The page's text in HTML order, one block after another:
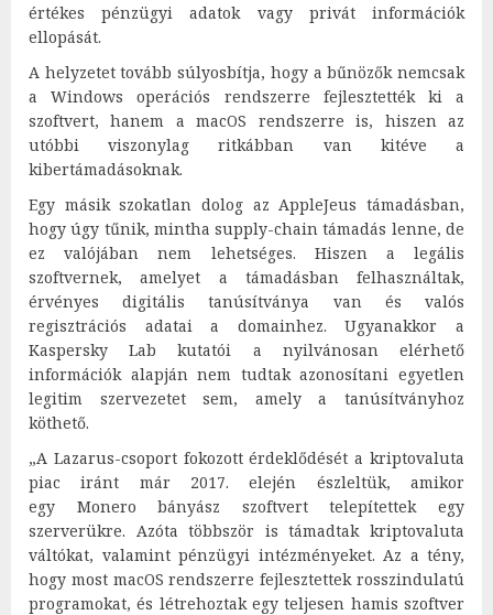
értékes pénzügyi adatok vagy privát információk
ellopását.
A helyzetet tovább súlyosbítja, hogy a bűnözők nemcsak
a Windows operációs rendszerre fejlesztették ki a
szoftvert, hanem a macOS rendszerre is, hiszen az
utóbbi viszonylag ritkábban van kitéve a
kibertámadásoknak.
Egy másik szokatlan dolog az AppleJeus támadásban,
hogy úgy tűnik, mintha supply-chain támadás lenne, de
ez valójában nem lehetséges. Hiszen a legális
szoftvernek, amelyet a támadásban felhasználtak,
érvényes digitális tanúsítványa van és valós
regisztrációs adatai a domainhez. Ugyanakkor a
Kaspersky Lab kutatói a nyilvánosan elérhető
információk alapján nem tudtak azonosítani egyetlen
legitim szervezetet sem, amely a tanúsítványhoz
köthető.
„A Lazarus-csoport fokozott érdeklődését a kriptovaluta
piac iránt már 2017. elején észleltük, amikor
egy Monero bányász szoftvert telepítettek egy
szerverükre. Azóta többször is támadtak kriptovaluta
váltókat, valamint pénzügyi intézményeket. Az a tény,
hogy most macOS rendszerre fejlesztettek rosszindulatú
programokat, és létrehoztak egy teljesen hamis szoftver